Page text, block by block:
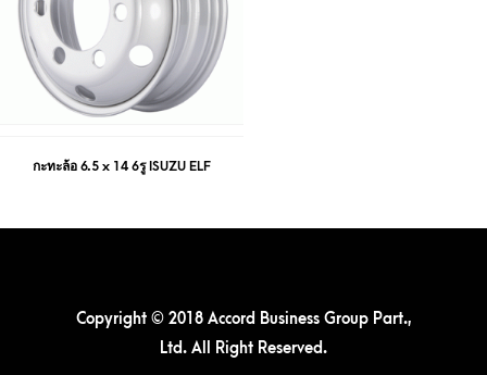
กะทะล้อ 6.5 x 14 6รู ISUZU ELF
Copyright © 2018 Accord Business Group Part.,
Ltd. All Right Reserved.